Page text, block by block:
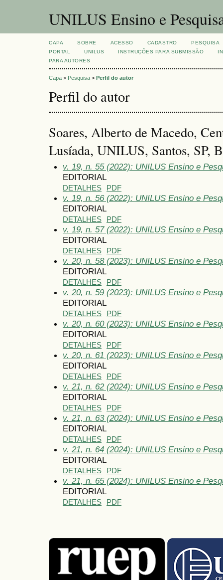
UNILUS Ensino e
CAPA SOBRE ACESSO CADASTRO
PESQUISA
PORTAL
UNILUS INSTRUÇÕES PARA SUBMISSÃO
PARA AUTORES
Capa > Pesquisa > Perfil do autor
Perfil do autor
Soares, Alberto de Macedo,
Lusíada, UNILUS, Santos, SP,
v. 19, n. 55 (2022): UNILUS Ensino e
EDITORIAL
DETALHES PDF
v. 19, n. 56 (2022): UNILUS Ensino e
EDITORIAL
DETALHES PDF
v. 19, n. 57 (2022): UNILUS Ensino e
EDITORIAL
DETALHES PDF
v. 20, n. 58 (2023): UNILUS Ensino e
EDITORIAL
DETALHES PDF
v. 20, n. 59 (2023): UNILUS Ensino e
EDITORIAL
DETALHES PDF
v. 20, n. 60 (2023): UNILUS Ensino e
EDITORIAL
DETALHES PDF
v. 20, n. 61 (2023): UNILUS Ensino e
EDITORIAL
DETALHES PDF
v. 21, n. 62 (2024): UNILUS Ensino e
EDITORIAL
DETALHES PDF
v. 21, n. 63 (2024): UNILUS Ensino e
EDITORIAL
DETALHES PDF
v. 21, n. 64 (2024): UNILUS Ensino e
EDITORIAL
DETALHES PDF
v. 21, n. 65 (2024): UNILUS Ensino e
EDITORIAL
DETALHES PDF